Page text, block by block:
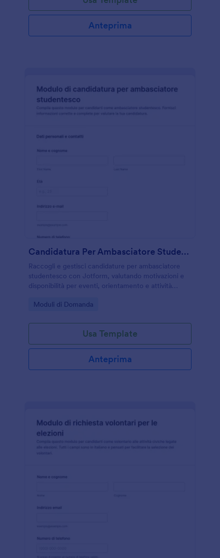
Anteprima
Candidatura Per Ambasciatore Studentesco
Raccogli e gestisci candidature per ambasciatore
studentesco con Jotform, valutando motivazioni e
disponibilità per eventi, orientamento e attività
Go to Category:
Moduli di Domanda
Usa Template
Anteprima